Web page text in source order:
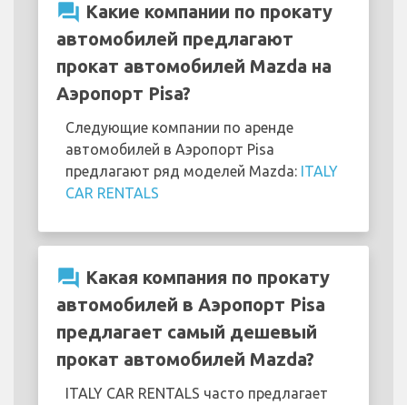
question_answer Какие компании по прокату
автомобилей предлагают
прокат автомобилей Mazda на
Аэропорт Pisa?
Следующие компании по аренде
автомобилей в Аэропорт Pisa
предлагают ряд моделей Mazda: ITALY
CAR RENTALS
question_answer Какая компания по прокату
автомобилей в Аэропорт Pisa
предлагает самый дешевый
прокат автомобилей Mazda?
ITALY CAR RENTALS часто предлагает